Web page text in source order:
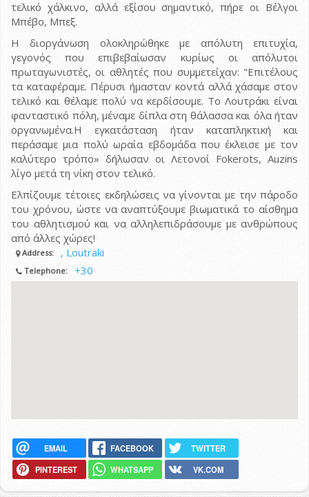
τελικό χάλκινο, αλλά εξίσου σημαντικό, πήρε οι Βέλγοι
Μπέβο, Μπεξ.
Η διοργάνωση ολοκληρώθηκε με απόλυτη επιτυχία,
γεγονός που επιβεβαίωσαν κυρίως οι απόλυτοι
πρωταγωνιστές, οι αθλητές που συμμετείχαν: "Επιτέλους
τα καταφέραμε. Πέρυσι ήμασταν κοντά αλλά χάσαμε στον
τελικό και θέλαμε πολύ να κερδίσουμε. Το Λουτράκι είναι
φανταστικό πόλη, μέναμε δίπλα στη θάλασσα και όλα ήταν
οργανωμένα.Η εγκατάσταση ήταν καταπληκτική και
περάσαμε μια πολύ ωραία εβδομάδα που έκλεισε με τον
καλύτερο τρόπο» δήλωσαν οι Λετονοί Fokerots, Auzins
λίγο μετά τη νίκη στον τελικό.
Ελπίζουμε τέτοιες εκδηλώσεις να γίνονται με την πάροδο
του χρόνου, ώστε να αναπτύξουμε βιωματικά το αίσθημα
του αθλητισμού και να αλληλεπιδράσουμε με ανθρώπους
από άλλες χώρες!
Address: , Loutraki
Telephone: +30
EMAIL FACEBOOK
TWITTER
PINTEREST
WHATSAPP VK.COM